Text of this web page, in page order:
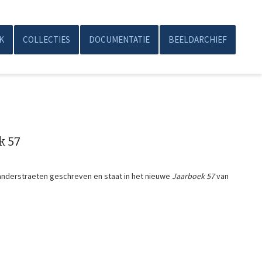
COLLECTIES DOCUMENTATIE BEELDARCHIEF
57
geschreven en staat in het nieuwe Jaarboek 57van